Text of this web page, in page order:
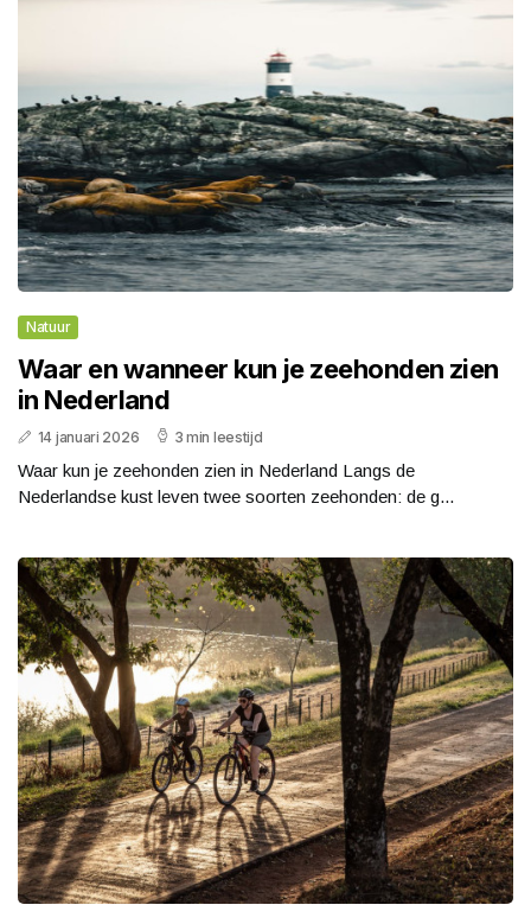
Natuur
Waar en wanneer kun je zeehonden zien
in Nederland
14 januari 2026 3 min leestijd
Waar kun je zeehonden zien in Nederland Langs de
Nederlandse kust leven twee soorten zeehonden: de g...